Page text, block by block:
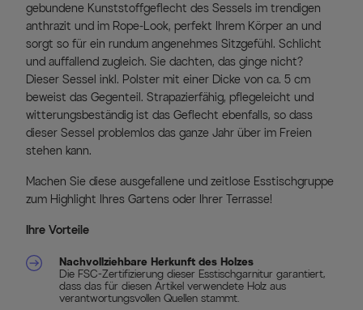
gebundene Kunststoffgeflecht des Sessels im trendigen
anthrazit und im Rope-Look, perfekt Ihrem Körper an und
sorgt so für ein rundum angenehmes Sitzgefühl. Schlicht
und auffallend zugleich. Sie dachten, das ginge nicht?
Dieser Sessel inkl. Polster mit einer Dicke von ca. 5 cm
beweist das Gegenteil. Strapazierfähig, pflegeleicht und
witterungsbeständig ist das Geflecht ebenfalls, so dass
dieser Sessel problemlos das ganze Jahr über im Freien
stehen kann.
Machen Sie diese ausgefallene und zeitlose Esstischgruppe
zum Highlight Ihres Gartens oder Ihrer Terrasse!
Ihre Vorteile
Nachvollziehbare Herkunft des Holzes
Die FSC-Zertifizierung dieser Esstischgarnitur garantiert,
dass das für diesen Artikel verwendete Holz aus
verantwortungsvollen Quellen stammt.